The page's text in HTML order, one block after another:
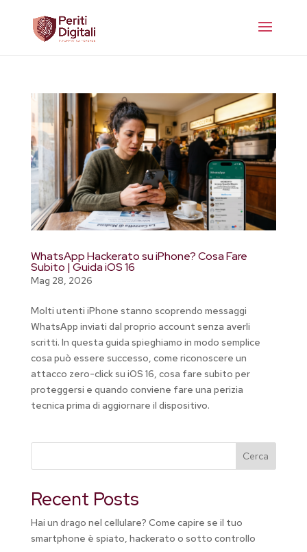
WhatsApp Hackerato su iPhone? Cosa Fare
Subito | Guida iOS 16
Mag 28, 2026
Molti utenti iPhone stanno scoprendo messaggi
WhatsApp inviati dal proprio account senza averli
scritti. In questa guida spieghiamo in modo semplice
cosa può essere successo, come riconoscere un
attacco zero-click su iOS 16, cosa fare subito per
proteggersi e quando conviene fare una perizia
tecnica prima di aggiornare il dispositivo.
Cerca
Recent Posts
Hai un drago nel cellulare? Come capire se il tuo
smartphone è spiato, hackerato o sotto controllo